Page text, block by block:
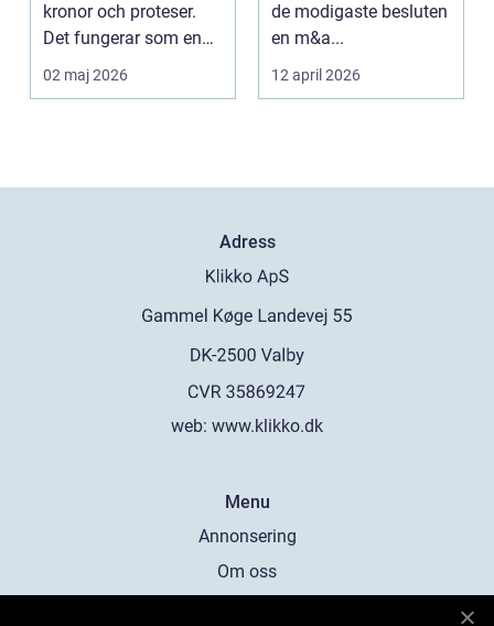
kronor och proteser.
Det fungerar som en
förlängning ...
02 maj 2026
de modigaste besluten
en m&a...
12 april 2026
Adress
web: www.klikko.dk
Menu
Annonsering
Om oss